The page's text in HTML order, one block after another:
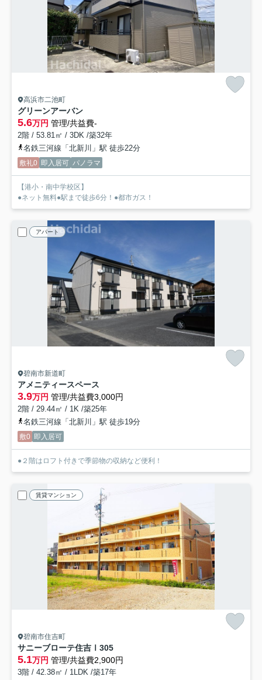
高浜市二池町
グリーンアーバン
5.6万円 管理/共益費-
2階 / 53.81㎡ / 3DK /築32年
名鉄三河線「北新川」駅 徒歩22分
敷礼0 即入居可 パノラマ
【港小・南中学校区】
●ネット無料●駅まで徒歩6分！●都市ガス！
アパート
碧南市新道町
アメニティースペース
3.9万円 管理/共益費3,000円
2階 / 29.44㎡ / 1K /築25年
名鉄三河線「北新川」駅 徒歩19分
敷0 即入居可
●２階はロフト付きで季節物の収納など便利！
賃貸マンション
碧南市住吉町
サニーブローテ住吉Ⅰ 305
5.1万円 管理/共益費2,900円
3階 / 42.38㎡ / 1LDK /築17年